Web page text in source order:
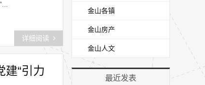
详细阅读
建“引力
金山各镇
金山房产
金山人文
最近发表